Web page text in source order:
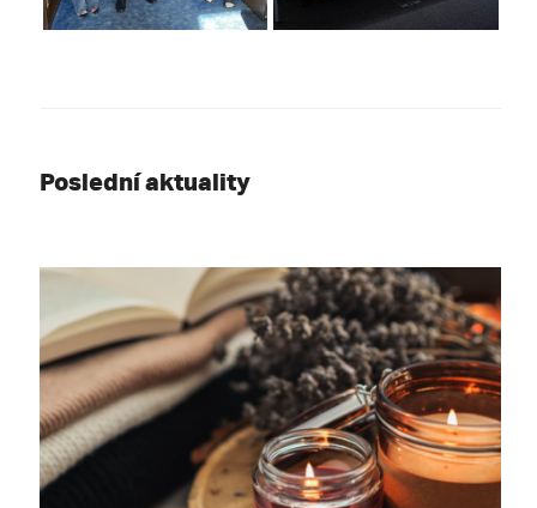
Poslední aktuality